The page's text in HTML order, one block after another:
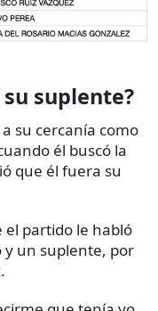
suplente?
su cercanía como
él buscó la
que él fuera su
el partido le habló
y un suplente, por